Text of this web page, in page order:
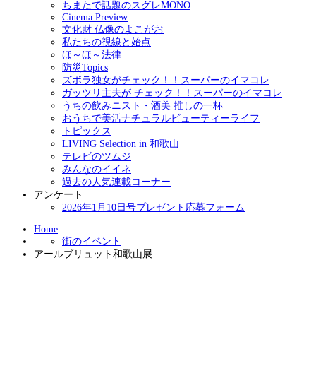
ちまたで話題のスグレMONO
Cinema Preview
文化財 仏像のよこがお
私たちの視線と始点
ほ～ほ～法律
防災Topics
ズボラ独女がチェック！！スーパーのイマコレ
ガッツリ主夫が チェック！！スーパーのイマコレ
うちの飲みニスト・酒美 推しの一杯
おうちで美活ナチュラルビューティーライフ
トピックス
LIVING Selection in 和歌山
テレビのツムジ
みんなのイイネ
過去の人気連載コーナー
アンケート
2026年1月10日号プレゼント応募フォーム
Home
街のイベント
アールブリュット和歌山展